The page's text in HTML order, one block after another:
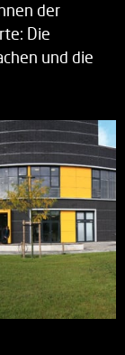
der
Die
und die